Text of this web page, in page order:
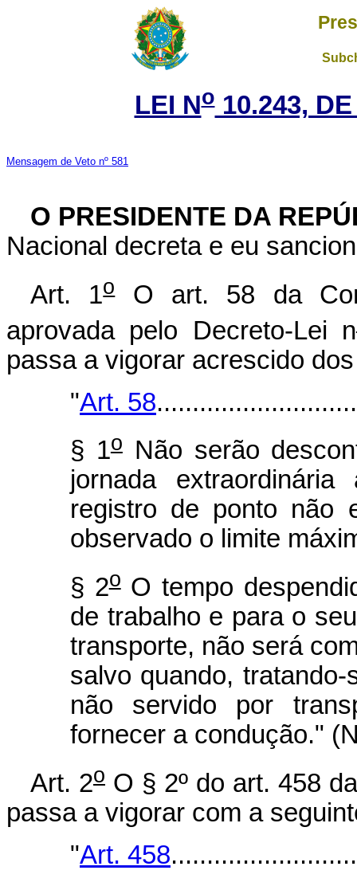
LEI No10.243, DE
Mensagem de Veto nº 581
O PRESIDENTE DA
Nacional decreta e eu
Art. 1o
O art. 58 da
aprovada pelo Decreto-Lei n
passa a vigorar acrescido
"Art. 58
§ 1oNão serão
jornada
registro de ponto não
observado o limite
§ 2oO tempo
de trabalho e para o
transporte, não será
salvo quando,
não servido por
fornecer a condução."
Art. 2o O § 2º do art. 458
passa a vigorar com a
"Art. 458